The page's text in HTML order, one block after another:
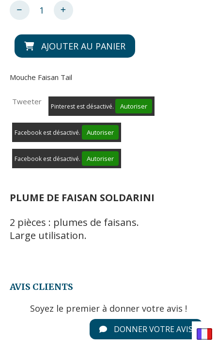
AJOUTER AU PANIER
Mouche Faisan Tail
Tweeter
Pinterest est désactivé. Autoriser
Facebook est désactivé. Autoriser
Facebook est désactivé. Autoriser
PLUME DE FAISAN SOLDARINI
2 pièces : plumes de faisans.
Large utilisation.
AVIS CLIENTS
Soyez le premier à donner votre avis !
DONNER VOTRE AVIS